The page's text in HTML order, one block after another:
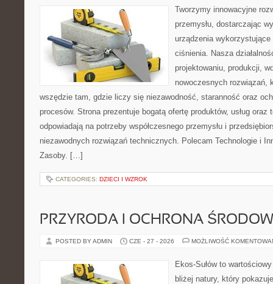
Tworzymy innowacyjne
przemysłu, dostarczając
urządzenia
ciśnienia. Nasza
projektowaniu, produkcji,
nowoczesnych rozwiązań,
wszędzie tam, gdzie liczy się niezawodność, staranność oraz
procesów. Strona prezentuje bogatą ofertę produktów, usług oraz
odpowiadają na potrzeby współczesnego przemysłu i
niezawodnych rozwiązań technicznych. Polecam Technologie i
Zasoby. […]
CATEGORIES: DZIECI I WZROK
PRZYRODA I OCHRONA
POSTED BY ADMIN CZE - 27 - 2026 MOŻLIWOŚĆ
Ekos-Sułów to
bliżej natury, który